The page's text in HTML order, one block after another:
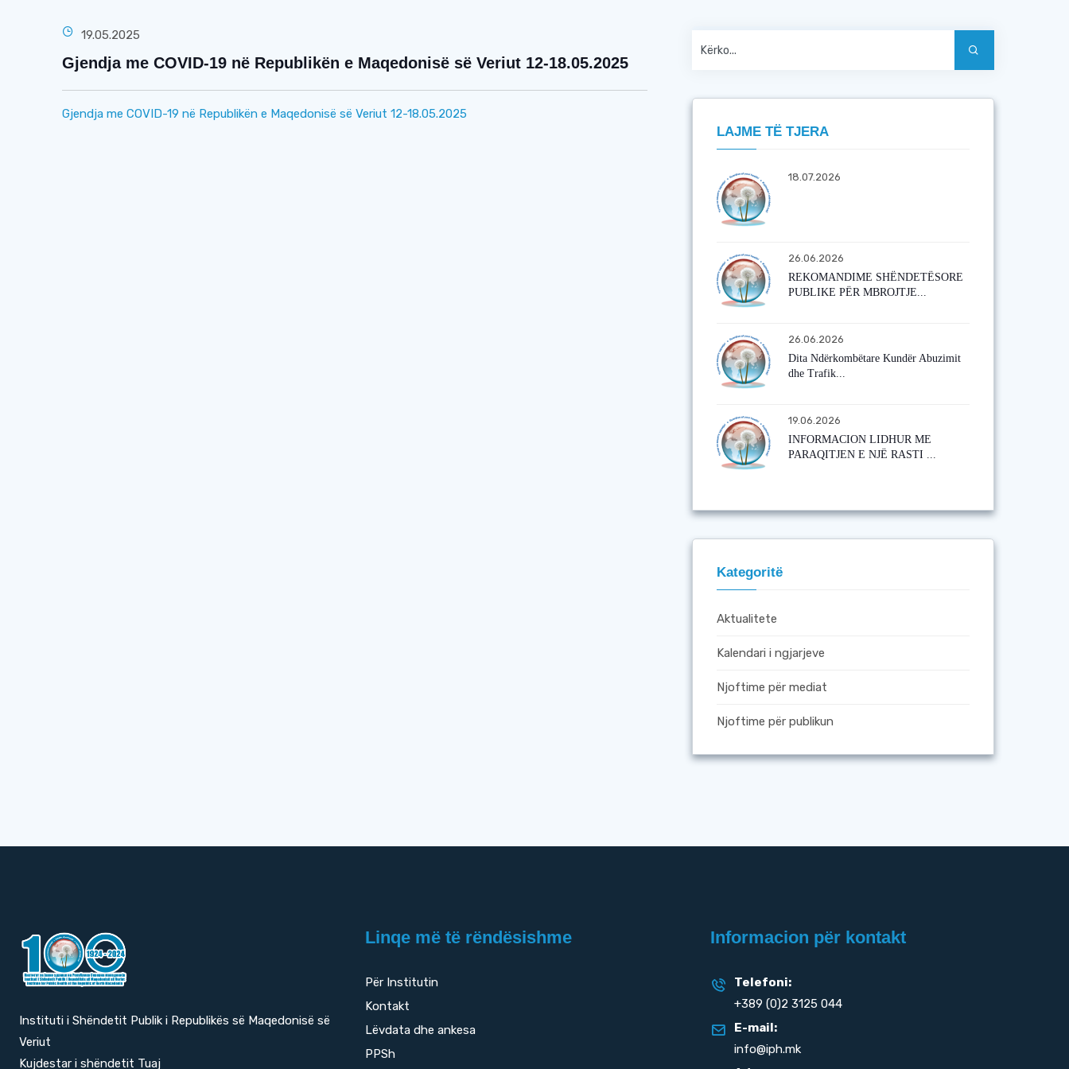
19.05.2025
Gjendja me COVID-19 në Republikën e Maqedonisë së Veriut 12-18.05.2025
Gjendja me COVID-19 në Republikën e Maqedonisë së Veriut 12-18.05.2025
LAJME TË TJERA
18.07.2026
26.06.2026
REKOMANDIME SHËNDETËSORE
PUBLIKE PËR MBROJTJE...
26.06.2026
Dita Ndërkombëtare Kundër Abuzimit
dhe Trafik...
19.06.2026
INFORMACION LIDHUR ME
PARAQITJEN E NJË RASTI ...
Kategoritë
Aktualitete
Kalendari i ngjarjeve
Njoftime për mediat
Njoftime për publikun
Instituti i Shëndetit Publik i Republikës së Maqedonisë së
Veriut
Kujdestar i shëndetit Tuaj
Linqe më të rëndësishme
Për Institutin
Kontakt
Lëvdata dhe ankesa
PPSh
Informacion për kontakt
Telefoni:
+389 (0)2 3125 044
E-mail:
info@iph.mk